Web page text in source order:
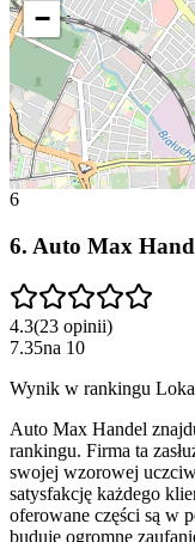
−
6
6. Auto Max
4.3(23 opinii)
7.35na 10
Wynik w rankingu
Auto Max Handel
rankingu. Firma ta
swojej wzorowej
satysfakcję każdego
oferowane części są w
buduje ogromne